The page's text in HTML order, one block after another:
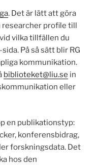
. Det är lätt att göra
researcher profile till
vilka tillfällen du
På så sätt blir RG
kommunikation.
biblioteket@liu.se in
eller
en publikationstyp:
konferensbidrag,
forskningsdata. Det
hos den